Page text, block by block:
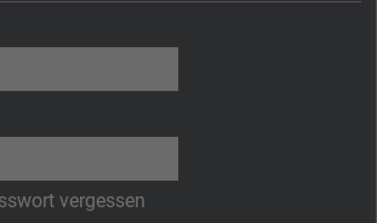
vergessen